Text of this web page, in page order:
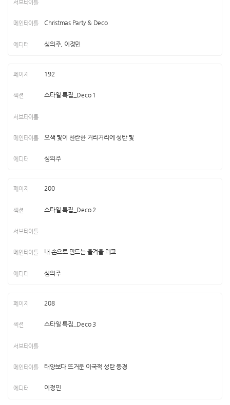
Christmas Party & Deco
심의주, 이정민
192
스타일 특집_Deco 1
오색 빛이 찬란한 거리거리에 성탄 빛
심의주
200
스타일 특집_Deco 2
내 손으로 만드는 올겨울 데코
심의주
208
스타일 특집_Deco 3
태양보다 뜨거운 이국적 성탄 풍경
이정민